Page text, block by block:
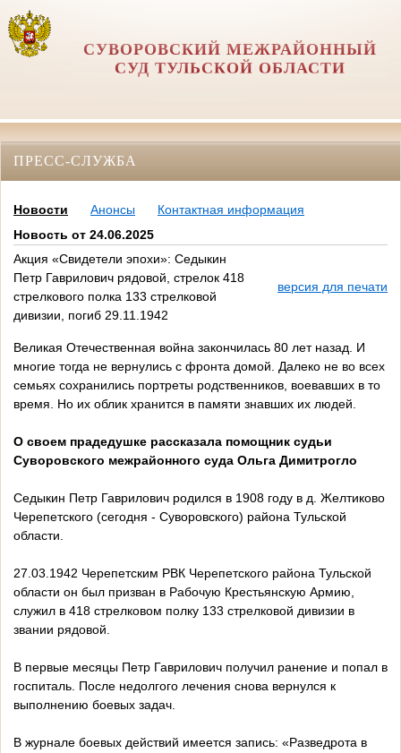
СУВОРОВСКИЙ МЕЖРАЙОННЫЙ
СУД ТУЛЬСКОЙ ОБЛАСТИ
ПРЕСС-СЛУЖБА
Новости Анонсы
Контактная информация
Новость от 24.06.2025
Акция «Свидетели эпохи»: Седыкин
Петр Гаврилович рядовой, стрелок 418
стрелкового полка 133 стрелковой
дивизии, погиб 29.11.1942
версия для печати
Великая Отечественная война закончилась 80 лет назад. И
многие тогда не вернулись с фронта домой. Далеко не во всех
семьях сохранились портреты родственников, воевавших в то
время. Но их облик хранится в памяти знавших их людей.
О своем прадедушке рассказала помощник судьи
Суворовского межрайонного суда Ольга Димитрогло
Седыкин Петр Гаврилович родился в 1908 году в д. Желтиково
Черепетского (сегодня - Суворовского) района Тульской
области.
27.03.1942 Черепетским РВК Черепетского района Тульской
области он был призван в Рабочую Крестьянскую Армию,
служил в 418 стрелковом полку 133 стрелковой дивизии в
звании рядовой.
В первые месяцы Петр Гаврилович получил ранение и попал в
госпиталь. После недолгого лечения снова вернулся к
выполнению боевых задач.
В журнале боевых действий имеется запись: «Разведрота в